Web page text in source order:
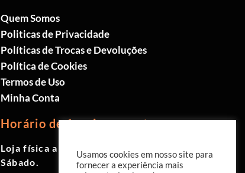
Quem Somos
Politicas de Privacidade
Políticas de Trocas e Devoluções
Política de Cookies
Termos de Uso
Minha Conta
Horário de funcionamento
Loja física aberta de Segunda à
Sábado.
Usamos cookies em nosso site para
fornecer a experiência mais